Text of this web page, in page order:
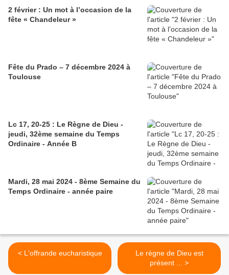
2 février : Un mot à l’occasion de la
fête « Chandeleur »
Fête du Prado – 7 décembre 2024 à
Toulouse
Lc 17, 20-25 : Le Règne de Dieu -
jeudi, 32ème semaine du Temps
Ordinaire - Année B
Mardi, 28 mai 2024 - 8ème Semaine du
Temps Ordinaire - année paire
< L'offrande eucharistique
Le règne de Dieu est
présent ... >